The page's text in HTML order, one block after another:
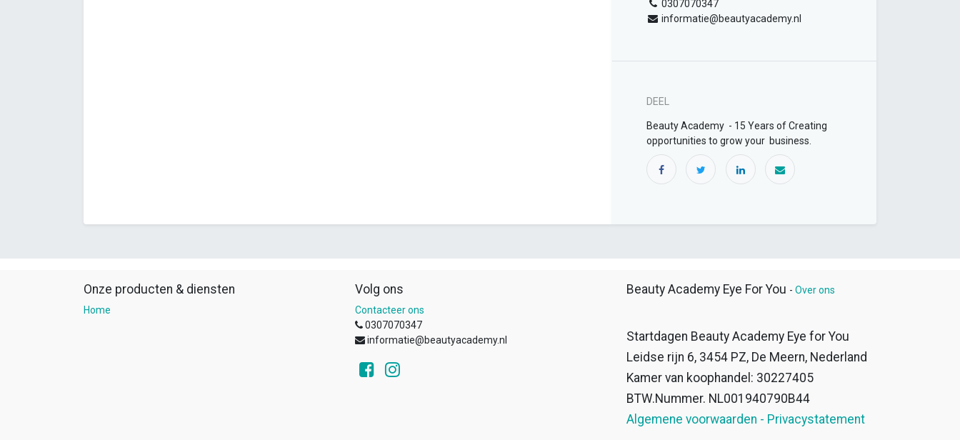
0307070347
informatie@beautyacademy.nl
DEEL
Beauty Academy - 15 Years of Creating
opportunities to grow your business.
Onze producten & diensten
Home
Volg ons
Contacteer ons
0307070347
informatie@beautyacademy.nl
Beauty Academy Eye For You - Over ons
Startdagen Beauty Academy Eye for You
Leidse rijn 6, 3454 PZ, De Meern, Nederland
Kamer van koophandel: 30227405
BTW.Nummer. NL001940790B44
Algemene voorwaarden - Privacystatement